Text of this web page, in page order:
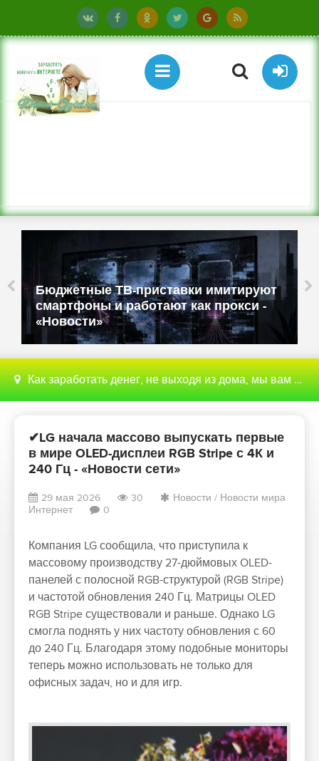
Бюджетные ТВ-приставки имитируют
смартфоны и работают как прокси -
«Новости»
Как заработать денег, не выходя из дома, мы вам поможем с этим разобраться
✔LG начала массово выпускать первые
в мире OLED-дисплеи RGB Stripe с 4К и
240 Гц - «Новости сети»
29 мая 2026 30 Новости / Новости мира
Интернет
0
Компания LG сообщила, что приступила к
массовому производству 27-дюймовых OLED-
панелей с полосной RGB-структурой (RGB Stripe)
и частотой обновления 240 Гц. Матрицы OLED
RGB Stripe существовали и раньше. Однако LG
смогла поднять у них частоту обновления с 60
до 240 Гц. Благодаря этому подобные мониторы
теперь можно использовать не только для
офисных задач, но и для игр.